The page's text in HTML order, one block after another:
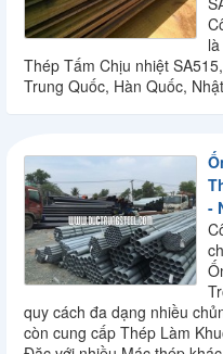
Thép Tấm Chịu nhiệt
Trung Quốc, Hàn Quốc,
-
quy cách đa dạng nhiều
còn cung cấp Thép Làm